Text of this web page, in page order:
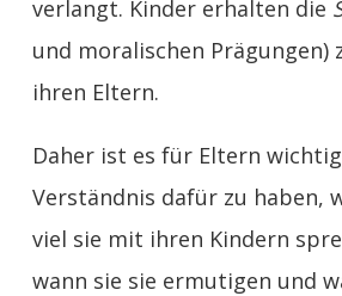
verlangt. Kinder erhalten die
und moralischen Prägungen)
ihren Eltern.
Daher ist es für Eltern
Verständnis dafür zu haben,
viel sie mit ihren Kindern
wann sie sie ermutigen und